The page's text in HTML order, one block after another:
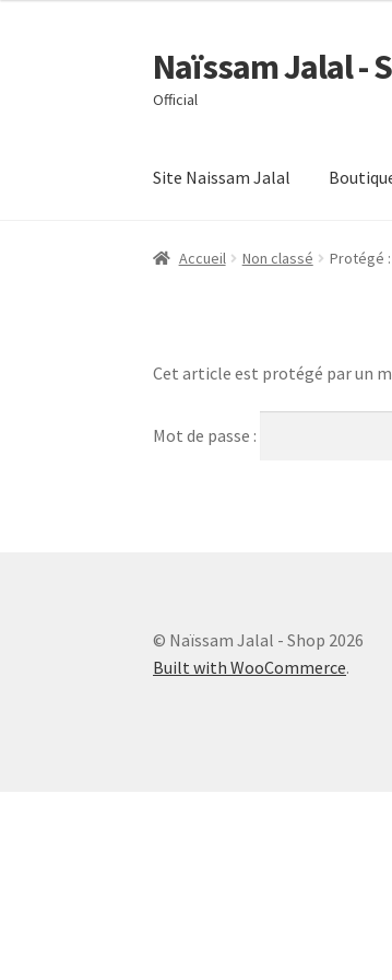
Aller
à
la
Aller
au
contenu
Naïssam Jalal -
Official
Site Naissam Jalal
Accueil CVG – Conditions
Accueil Non classé Protégé
Cet article est protégé par un
Mot de passe :
© Naïssam Jalal - Shop 2026
Built with WooCommerce.